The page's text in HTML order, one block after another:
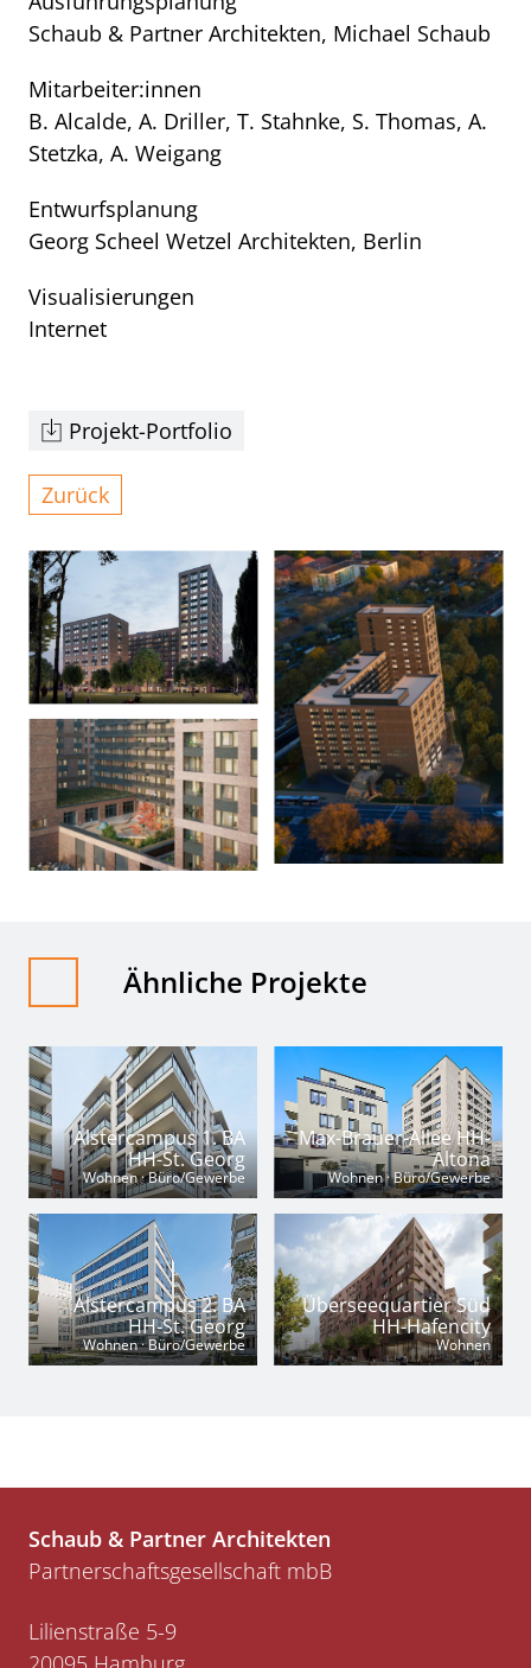
Schaub & Partner Architekten, Michael Schaub
Mitarbeiter:innen
B. Alcalde, A. Driller, T. Stahnke, S. Thomas, A.
Stetzka, A. Weigang
Entwurfsplanung
Georg Scheel Wetzel Architekten, Berlin
Visualisierungen
Internet
Projekt-Portfolio
Zurück
Ähnliche Projekte
Alstercampus 1. BA
HH-St. Georg
Wohnen · Büro/Gewerbe
Max-Brauer-Allee HH-
Altona
Wohnen · Büro/Gewerbe
Alstercampus 2. BA
HH-St. Georg
Wohnen · Büro/Gewerbe
Überseequartier Süd
HH-Hafencity
Wohnen
Schaub & Partner Architekten
Partnerschaftsgesellschaft mbB
Lilienstraße 5-9